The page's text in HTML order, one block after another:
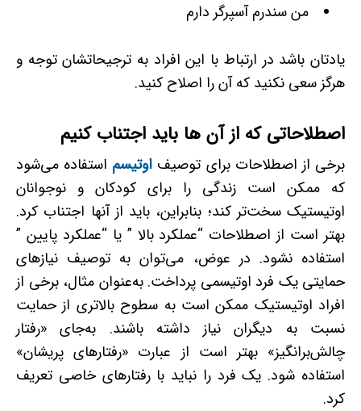
من سندرم آسپرگر دارم
یادتان باشد در ارتباط با این افراد به ترجیحاتشان توجه و
هرگز سعی نکنید که آن را اصلاح کنید.
اصطلاحاتی که از آن ها باید اجتناب کنیم
برخی از اصطلاحات برای توصیف اوتیسم استفاده می‌شود
که ممکن است زندگی را برای کودکان و نوجوانان
اوتیستیک سخت‌تر کند؛ بنابراین، باید از آنها اجتناب کرد.
بهتر است از اصطلاحات “عملکرد بالا ” یا “عملکرد پایین ”
استفاده نشود. در عوض، می‌توان به توصیف نیازهای
حمایتی یک فرد اوتیسمی پرداخت. به‌عنوان مثال، برخی از
افراد اوتیستیک ممکن است به سطوح بالاتری از حمایت
نسبت به دیگران نیاز داشته باشند. به‌جای «رفتار
چالش‌برانگیز» بهتر است از عبارت «رفتارهای پریشان»
استفاده شود. یک فرد را نباید با رفتارهای خاصی تعریف
کرد.